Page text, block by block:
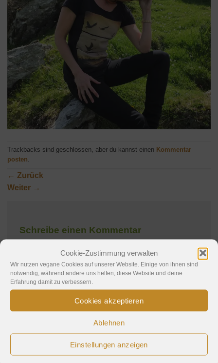
Cookie-Zustimmung verwalten
Wir nutzen vegane Cookies auf unserer Website. Einige von ihnen sind
notwendig, während andere uns helfen, diese Website und deine
Erfahrung damit zu verbessern.
Cookies akzeptieren
Ablehnen
Einstellungen anzeigen
Trackbacks sind geschlossen, aber du kannst einen Kommentar
posten
← Zurück
Weiter →
Schreibe einen Kommentar
Deine E-Mail-Adresse wird nicht veröffentlicht.
Erforderliche Felder sind mit*markiert
Kommentar*